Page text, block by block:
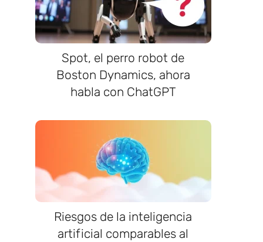
Spot, el perro robot de
Boston Dynamics, ahora
habla con ChatGPT
Riesgos de la inteligencia
artificial comparables al